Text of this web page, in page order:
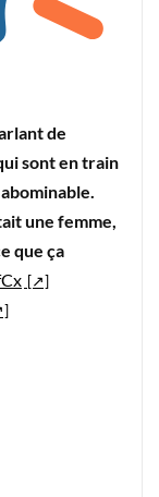
de
sont en train
une femme,
que ça